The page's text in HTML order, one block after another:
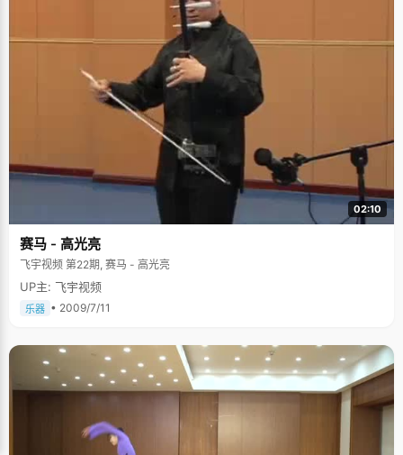
02:10
赛马 - 高光亮
飞宇视频 第22期, 赛马 - 高光亮
UP主: 飞宇视频
乐器 • 2009/7/11